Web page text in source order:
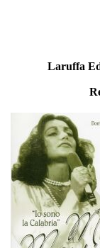
Laruffa